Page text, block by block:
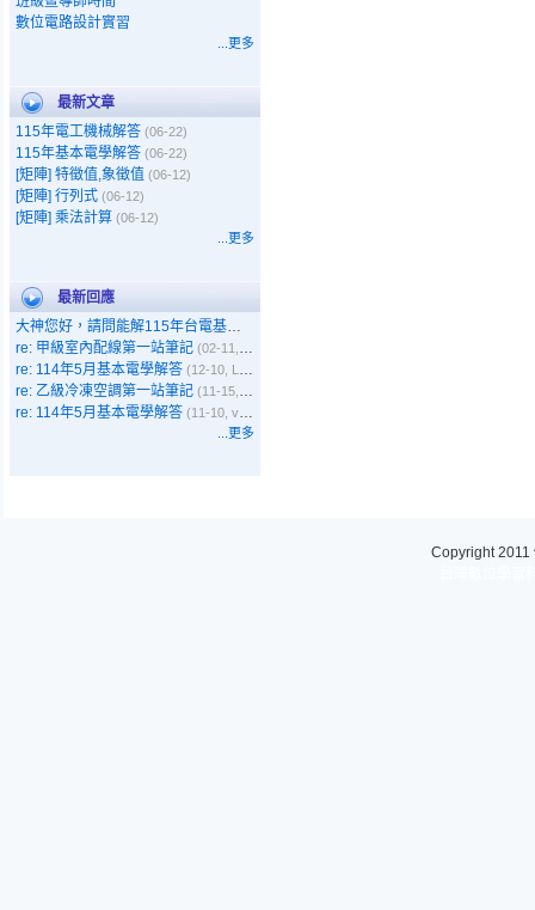
數位電路設計實習
...更多
最新文章
115年電工機械解答 (06-22)
115年基本電學解答 (06-22)
[矩陣] 特徵值,象徵值 (06-12)
[矩陣] 行列式 (06-12)
[矩陣] 乘法計算 (06-12)
...更多
最新回應
大神您好，請問能解115年台電基本電學嗎
re: 甲級室內配線第一站筆記 (02-11, 呵呵)
re: 114年5月基本電學解答 (12-10, Leo)
re: 乙級冷凍空調第一站筆記 (11-15, Emma)
re: 114年5月基本電學解答 (11-10, vbyer)
...更多
Copyright 2011